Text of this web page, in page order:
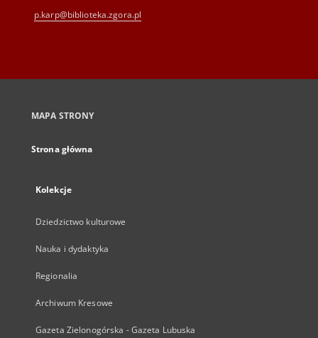
p.karp@biblioteka.zgora.pl
MAPA STRONY
Strona główna
Kolekcje
Dziedzictwo kulturowe
Nauka i dydaktyka
Regionalia
Archiwum Kresowe
Gazeta Zielonogórska - Gazeta Lubuska